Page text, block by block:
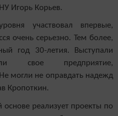
Игорь Корьев.
участвовал впервые,
очень серьезно. Тем более,
год 30-летия. Выступали
свое предприятие,
могли не оправдать надежд
Кропоткин.
основе реализует проекты по